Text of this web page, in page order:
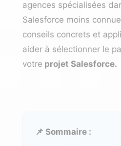
agences spécialisées
Salesforce moins
conseils concrets et
aider à sélectionner le
votre projet Salesforce.
📌 Sommaire :